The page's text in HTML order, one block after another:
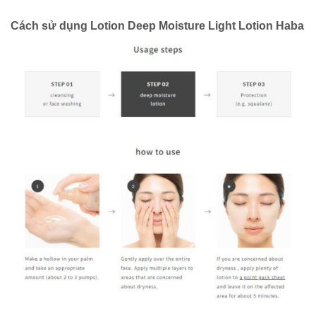
Cách sử dụng Lotion Deep Moisture Light Lotion Haba